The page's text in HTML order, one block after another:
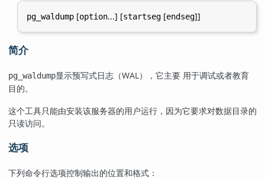
pg_waldump[option...] [startseg[endseg]]
简介
pg_waldump显示预写式日志（WAL），它主要 用于调试或者教育
目的。
这个工具只能由安装该服务器的用户运行，因为它要求对数据目录的
只读访问。
选项
下列命令行选项控制输出的位置和格式：